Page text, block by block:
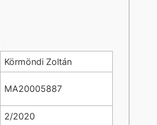
Körmöndi Zoltán
MA20005887
2/2020